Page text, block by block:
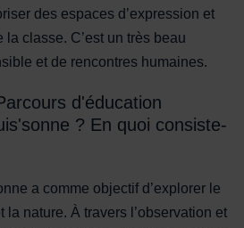
des espaces d’expression et
classe. C’est un très beau
et de rencontres humaines.
d'éducation
? En quoi consiste-
a comme objectif d’explorer le
la nature. À travers l’observation et